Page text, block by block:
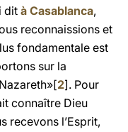
dità Casablanca,
reconnaissions et
fondamentale est
sur la
2]. Pour
connaître Dieu
recevons l’Esprit,